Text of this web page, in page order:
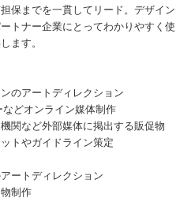
保までを一貫してリード。デザイン
トナー企業にとってわかりやすく使
ます。
のアートディレクション
などオンライン媒体制作
関など外部媒体に掲出する販促物
トやガイドライン策定
ートディレクション
制作